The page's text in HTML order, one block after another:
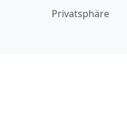
Privatsphäre